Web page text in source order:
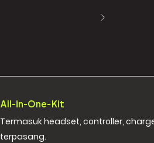
All-in-One-Kit
Termasuk headset, controller,
terpasang.